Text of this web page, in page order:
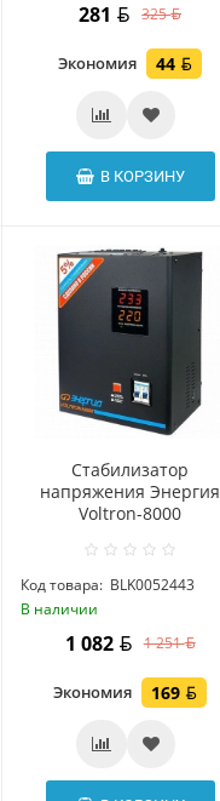
281 325
Экономия 44
В КОРЗИНУ
Стабилизатор
напряжения Энергия
Voltron-8000
Код товара: BLK0052443
В наличии
1 082 1 251
Экономия 169